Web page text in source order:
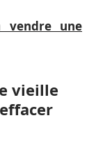
vendre une
vieille